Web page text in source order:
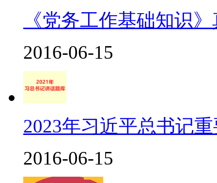
《党务工作基础知识
2016-06-15
2023年习近平总书记
2016-06-15